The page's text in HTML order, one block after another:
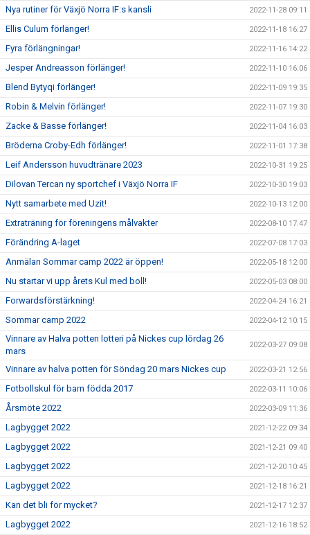
Nya rutiner för Växjö Norra IF:s kansli 2022-11-28 09:11
Ellis Culum förlänger! 2022-11-18 16:27
Fyra förlängningar! 2022-11-16 14:22
Jesper Andreasson förlänger! 2022-11-10 16:06
Blend Bytyqi förlänger! 2022-11-09 19:35
Robin & Melvin förlänger! 2022-11-07 19:30
Zacke & Basse förlänger! 2022-11-04 16:03
Bröderna Croby-Edh förlänger! 2022-11-01 17:38
Leif Andersson huvudtränare 2023 2022-10-31 19:25
Dilovan Tercan ny sportchef i Växjö Norra IF 2022-10-30 19:03
Nytt samarbete med Uzit! 2022-10-13 12:00
Extraträning för föreningens målvakter 2022-08-10 17:47
Förändring A-laget 2022-07-08 17:03
Anmälan Sommar camp 2022 är öppen! 2022-05-18 12:00
Nu startar vi upp årets Kul med boll! 2022-05-03 08:00
Forwardsförstärkning! 2022-04-24 16:21
Sommar camp 2022 2022-04-12 10:15
Vinnare av Halva potten lotteri på Nickes cup lördag 26
mars
2022-03-27 09:08
Vinnare av halva potten för Söndag 20 mars Nickes cup 2022-03-21 12:56
Fotbollskul för barn födda 2017 2022-03-11 10:06
Årsmöte 2022 2022-03-09 11:36
Lagbygget 2022 2021-12-22 09:34
Lagbygget 2022 2021-12-21 09:40
Lagbygget 2022 2021-12-20 10:45
Lagbygget 2022 2021-12-18 16:21
Kan det bli för mycket? 2021-12-17 12:37
Lagbygget 2022 2021-12-16 18:52